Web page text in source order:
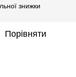
знижки
Порівняти